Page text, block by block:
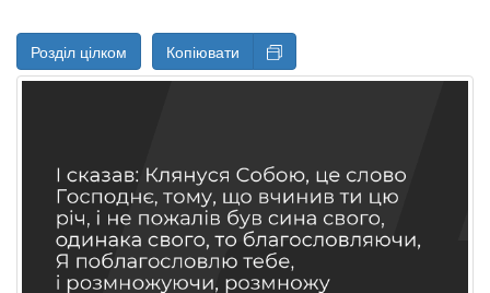
Розділ цілком Копіювати